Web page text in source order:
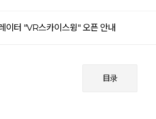
이터 "VR스카이스윙" 오픈 안내
目录